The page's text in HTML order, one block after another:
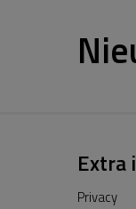
Extra
Privacy